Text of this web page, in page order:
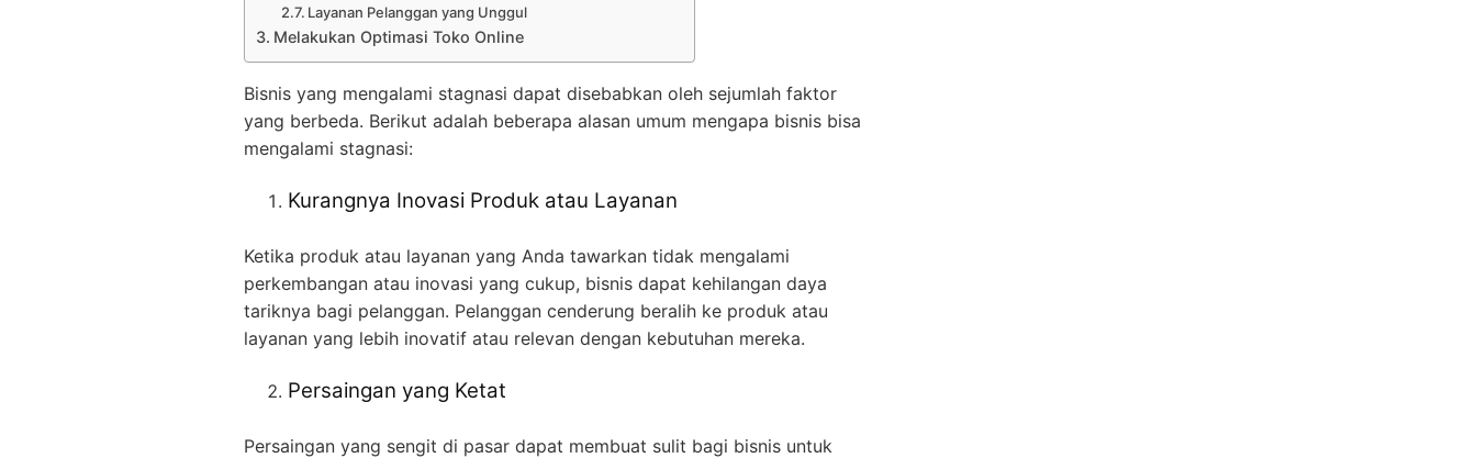
Layanan Pelanggan yang Unggul
Melakukan Optimasi Toko Online
Bisnis yang mengalami stagnasi dapat disebabkan oleh sejumlah faktor
yang berbeda. Berikut adalah beberapa alasan umum mengapa bisnis bisa
mengalami stagnasi:
Kurangnya Inovasi Produk atau Layanan
Ketika produk atau layanan yang Anda tawarkan tidak mengalami
perkembangan atau inovasi yang cukup, bisnis dapat kehilangan daya
tariknya bagi pelanggan. Pelanggan cenderung beralih ke produk atau
layanan yang lebih inovatif atau relevan dengan kebutuhan mereka.
Persaingan yang Ketat
Persaingan yang sengit di pasar dapat membuat sulit bagi bisnis untuk